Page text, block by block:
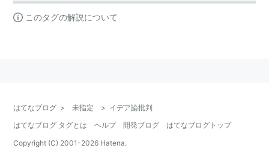
このタグの解説について
はてなブログ > 未指定 > イデア論批判
はてなブログ タグとは
ヘルプ 開発ブログ
はてなブログトップ
Copyright (C) 2001-2026 Hatena.